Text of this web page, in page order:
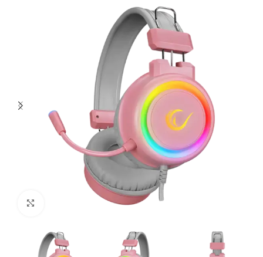
Click to enlarge